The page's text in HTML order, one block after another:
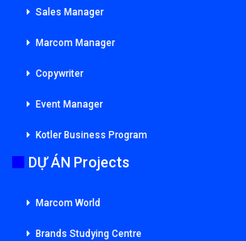
Sales Manager
Marcom Manager
Copywriter
Event Manager
Kotler Business Program
DỰ ÁN Projects
Marcom World
Brands Studying Centre